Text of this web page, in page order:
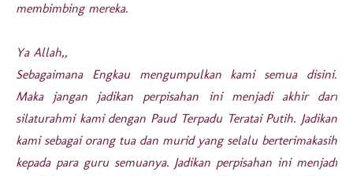
membimbing mereka.
Ya Allah,,
Sebagaimana Engkau mengumpulkan kami semua disini.
Maka jangan jadikan perpisahan ini menjadi akhir dari
silaturahmi kami dengan Paud Terpadu Teratai Putih. Jadikan
kami sebagai orang tua dan murid yang selalu berterimakasih
kepada para guru semuanya. Jadikan perpisahan ini menjadi